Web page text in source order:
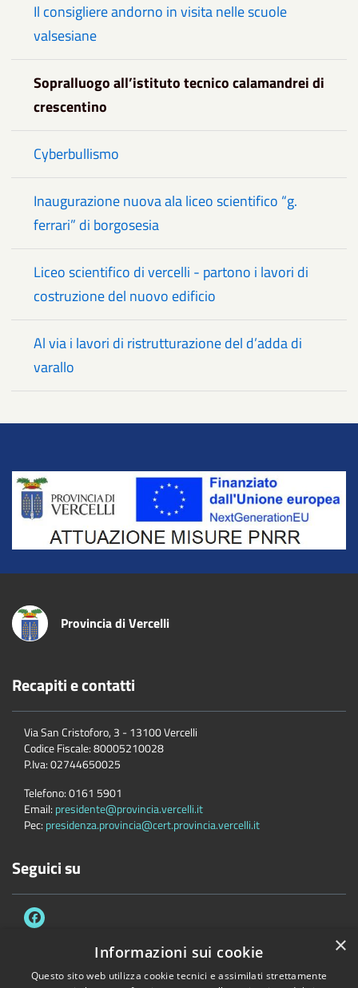
Il consigliere andorno in visita nelle scuole
valsesiane
Sopralluogo all’istituto tecnico calamandrei di
crescentino
Cyberbullismo
Inaugurazione nuova ala liceo scientifico “g.
ferrari” di borgosesia
Liceo scientifico di vercelli - partono i lavori di
costruzione del nuovo edificio
Al via i lavori di ristrutturazione del d’adda di
varallo
Title
Provincia di Vercelli
Recapiti e contatti
Via San Cristoforo, 3 - 13100 Vercelli
Codice Fiscale:80005210028
P.Iva:02744650025
Telefono:0161 5901
Email: presidente@provincia.vercelli.it
Pec: presidenza.provincia@cert.provincia.vercelli.it
Seguici su
×
Informazioni sui cookie
Questo sito web utilizza cookie tecnici e assimilati strettamente